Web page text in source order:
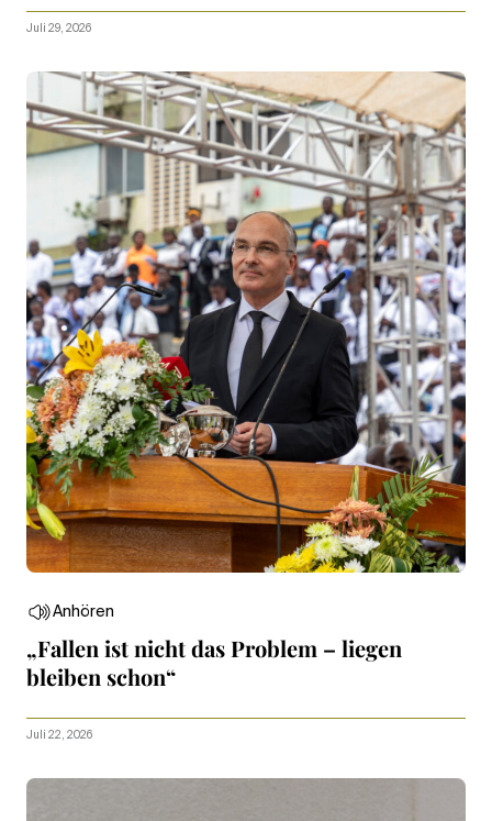
Juli 29, 2026
Anhören
„Fallen ist nicht das Problem – liegen
bleiben schon“
Juli 22, 2026